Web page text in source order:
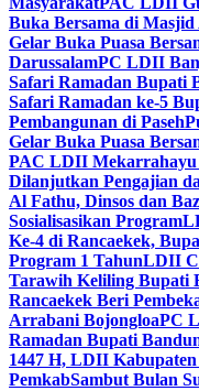
Buka Bersama di
Gelar Buka Puasa
DarussalamPC LDII
Safari Ramadan Bupati
Safari Ramadan ke-5
Pembangunan di Paseh
Gelar Buka Puasa
PAC LDII Mekarrahayu
Dilanjutkan Pengajian
Al Fathu, Dinsos dan
Sosialisasikan Program
Ke-4 di Rancaekek,
Program 1 TahunLDII
Tarawih Keliling Bupati
Rancaekek Beri
Arrabani BojongloaPC
Ramadan Bupati
1447 H, LDII
PemkabSambut Bulan